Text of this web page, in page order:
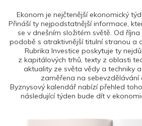
Ekonom je nejčtenější ekonomický
Přináší ty nejpodstatnější informace,
se v dnešním složitém světě. Od
podobě s atraktivnější titulní stranou a
Rubrika Investice poskytuje ty
z kapitálových trhů, texty z oblasti
aktuality ze světa vědy a techniky
zaměřena na sebevzdělávání
Byznysový kalendář nabízí přehled
následující týden bude dít v